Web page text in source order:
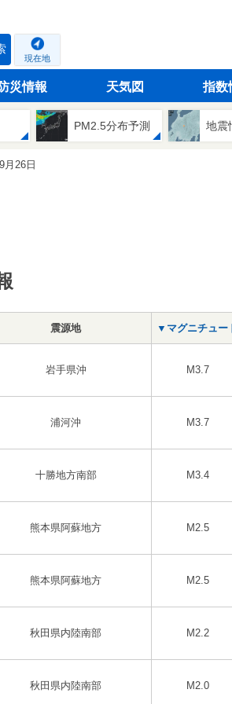
現在地
災情報 天気図 指数
PM2.5分布予測 地震
月26日
震源地 ▼マグニチュー
岩手県沖 M3.7
浦河沖 M3.7
十勝地方南部 M3.4
熊本県阿蘇地方 M2.5
熊本県阿蘇地方 M2.5
秋田県内陸南部 M2.2
秋田県内陸南部 M2.0